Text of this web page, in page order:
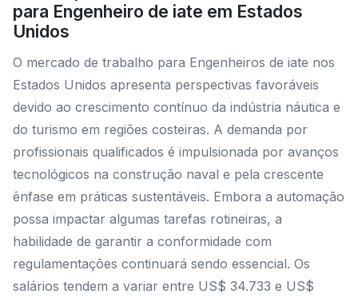
para Engenheiro de iate em Estados
Unidos
O mercado de trabalho para Engenheiros de iate nos
Estados Unidos apresenta perspectivas favoráveis
devido ao crescimento contínuo da indústria náutica e
do turismo em regiões costeiras. A demanda por
profissionais qualificados é impulsionada por avanços
tecnológicos na construção naval e pela crescente
ênfase em práticas sustentáveis. Embora a automação
possa impactar algumas tarefas rotineiras, a
habilidade de garantir a conformidade com
regulamentações continuará sendo essencial. Os
salários tendem a variar entre US$ 34.733 e US$